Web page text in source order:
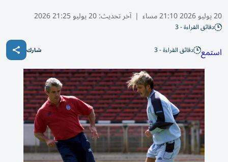
20 يوليو 2026 21:10 مساء | آخر تحديث:20 يوليو 21:25 2026
دقائق القراءة - 3
استمع دقائق القراءة - 3 شارك